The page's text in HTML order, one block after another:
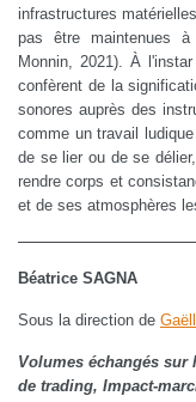
infrastructures
pas être maintenues
Monnin, 2021). À
confèrent de la
sonores auprès des
comme un travail
de se lier ou de se
rendre corps et
et de ses atmosphères
Béatrice SAGNA
Sous la direction de
Volumes échangés sur
de trading, Impact-